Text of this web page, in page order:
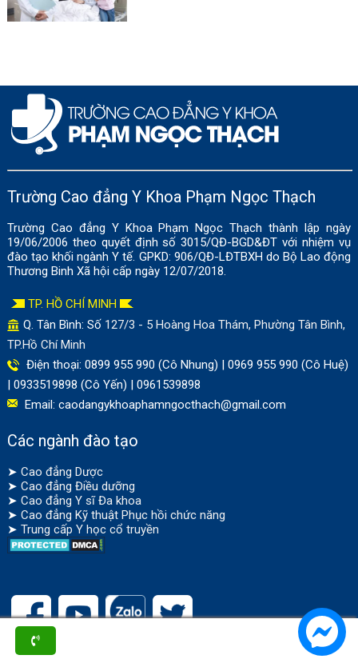
Trường Cao đẳng Y Khoa Phạm Ngọc Thạch
Trường Cao đẳng Y Khoa Phạm Ngọc Thạch thành lập ngày
19/06/2006 theo quyết định số 3015/QĐ-BGD&ĐT với nhiệm vụ
đào tạo khối ngành Y tế. GPKD: 906/QĐ-LĐTBXH do Bộ Lao động
Thương Binh Xã hội cấp ngày 12/07/2018.
TP. HỒ CHÍ MINH
Q. Tân Bình: Số 127/3 - 5 Hoàng Hoa Thám, Phường Tân Bình,
TP.Hồ Chí Minh
Điện thoại: 0899 955 990 (Cô Nhung) | 0969 955 990 (Cô Huệ)
| 0933519898 (Cô Yến) | 0961539898
Email: caodangykhoaphamngocthach@gmail.com
Các ngành đào tạo
➤ Cao đẳng Dược
➤ Cao đẳng Điều dưỡng
➤ Cao đẳng Y sĩ Đa khoa
➤ Cao đẳng Kỹ thuật Phục hồi chức năng
➤ Trung cấp Y học cổ truyền